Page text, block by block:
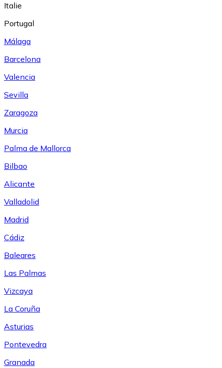
Italie
Portugal
Málaga
Barcelona
Valencia
Sevilla
Zaragoza
Murcia
Palma de Mallorca
Bilbao
Alicante
Valladolid
Madrid
Cádiz
Baleares
Las Palmas
Vizcaya
La Coruña
Asturias
Pontevedra
Granada